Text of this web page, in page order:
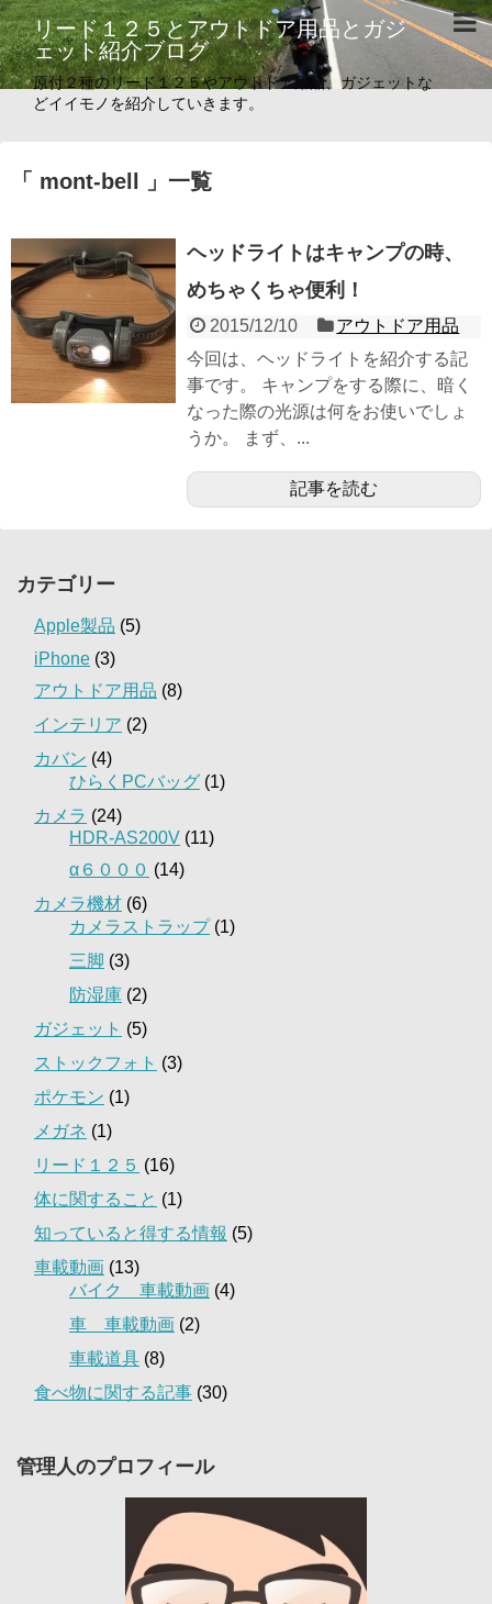
リード１２５とアウトドア用品とガジ
ェット紹介ブログ
原付２種のリード１２５やアウトドア用品、ガジェットな
どイイモノを紹介していきます。
「 mont-bell 」一覧
ヘッドライトはキャンプの時、
めちゃくちゃ便利！
2015/12/10
アウトドア用品
今回は、ヘッドライトを紹介する記
事です。 キャンプをする際に、暗く
なった際の光源は何をお使いでしょ
うか。 まず、...
記事を読む
カテゴリー
Apple製品 (5)
iPhone (3)
アウトドア用品 (8)
インテリア (2)
カバン (4)
ひらくPCバッグ (1)
カメラ (24)
HDR-AS200V (11)
α６０００ (14)
カメラ機材 (6)
カメラストラップ(1)
三脚 (3)
防湿庫 (2)
ガジェット (5)
ストックフォト (3)
ポケモン (1)
メガネ (1)
リード１２５ (16)
体に関すること (1)
知っていると得する情報 (5)
車載動画 (13)
バイク 車載動画 (4)
車 車載動画 (2)
車載道具 (8)
食べ物に関する記事 (30)
管理人のプロフィール